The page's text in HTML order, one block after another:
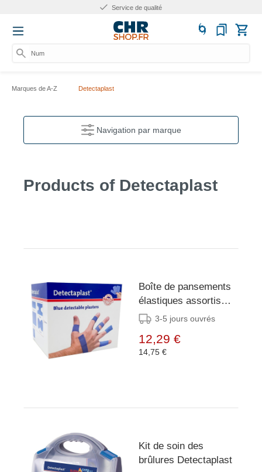
Service de qualité
Numér
Marques de A-Z Detectaplast
Navigation par marque
Products of Detectaplast
Boîte de pansements
élastiques assortis
Detectaplast (lot de
3-5 jours ouvrés
12,29 €
14,75 €
Kit de soin des
brûlures Detectaplast